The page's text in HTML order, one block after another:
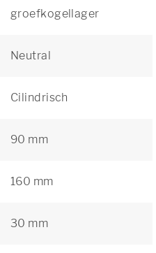
groefkogellager
Neutral
Cilindrisch
90 mm
160 mm
30 mm